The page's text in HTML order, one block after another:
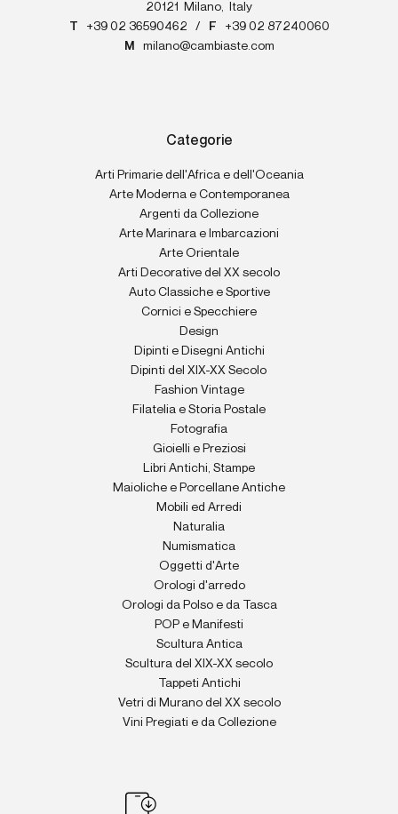
20121
Milano,
Italy
T
+39 02 36590462 / F
+39 02 87240060
M
milano@cambiaste.com
Categorie
Arti Primarie dell'Africa e dell'Oceania
Arte Moderna e Contemporanea
Argenti da Collezione
Arte Marinara e Imbarcazioni
Arte Orientale
Arti Decorative del XX secolo
Auto Classiche e Sportive
Cornici e Specchiere
Design
Dipinti e Disegni Antichi
Dipinti del XIX-XX Secolo
Fashion Vintage
Filatelia e Storia Postale
Fotografia
Gioielli e Preziosi
Libri Antichi, Stampe
Maioliche e Porcellane Antiche
Mobili ed Arredi
Naturalia
Numismatica
Oggetti d'Arte
Orologi d'arredo
Orologi da Polso e da Tasca
POP e Manifesti
Scultura Antica
Scultura del XIX-XX secolo
Tappeti Antichi
Vetri di Murano del XX secolo
Vini Pregiati e da Collezione